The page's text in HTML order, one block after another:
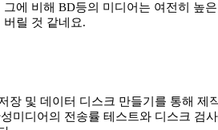
에 비해 BD등의 미디어는 여전히 높
릴 것 같네요.
장 및 데이터 디스크 만들기를 통해 제
미디어의 전송률 테스트와 디스크 검